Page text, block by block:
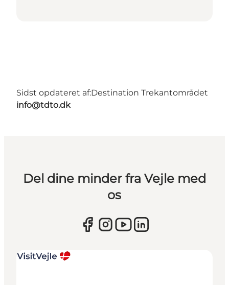
Sidst opdateret af:Destination Trekantområdet
info@tdto.dk
Del dine minder fra Vejle med
os